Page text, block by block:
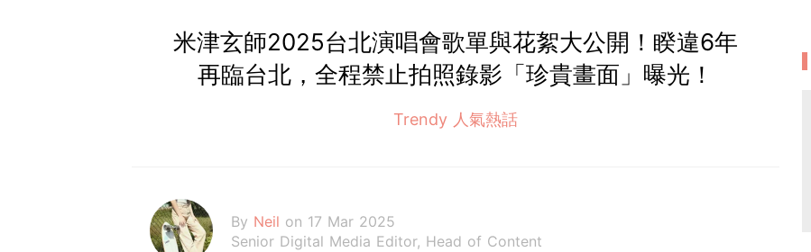
米津玄師2025台北演唱會歌單與花絮大公開！睽違6年
再臨台北，全程禁止拍照錄影「珍貴畫面」曝光！
Trendy 人氣熱話
By Neil on 17 Mar 2025
Senior Digital Media Editor, Head of Content